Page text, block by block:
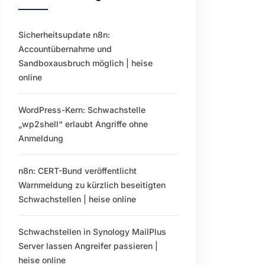
Sicherheitsupdate n8n:
Accountübernahme und
Sandboxausbruch möglich | heise
online
WordPress-Kern: Schwachstelle
„wp2shell“ erlaubt Angriffe ohne
Anmeldung
n8n: CERT-Bund veröffentlicht
Warnmeldung zu kürzlich beseitigten
Schwachstellen | heise online
Schwachstellen in Synology MailPlus
Server lassen Angreifer passieren |
heise online